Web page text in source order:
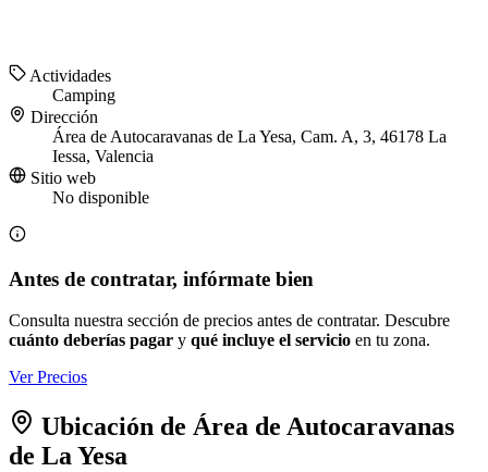
Actividades
Camping
Dirección
Área de Autocaravanas de La Yesa, Cam. A, 3, 46178 La
Iessa, Valencia
Sitio web
No disponible
Antes de contratar, infórmate bien
Consulta nuestra sección de precios antes de contratar. Descubre
cuánto deberías pagar y qué incluye el servicio en tu zona.
Ver Precios
Ubicación de Área de Autocaravanas
de La Yesa